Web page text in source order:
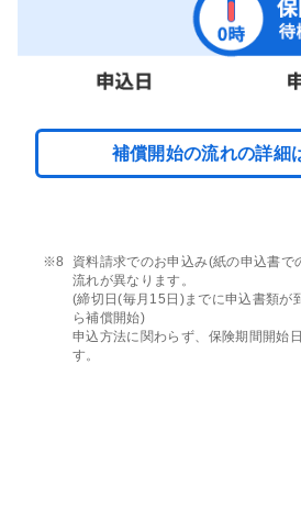
補償開始の流れの詳細
資料請求でのお申込み(紙の申込書で
流れが異なります。
(締切日(毎月15日)までに申込書類が
ら補償開始)
申込方法に関わらず、保険期間開始
す。